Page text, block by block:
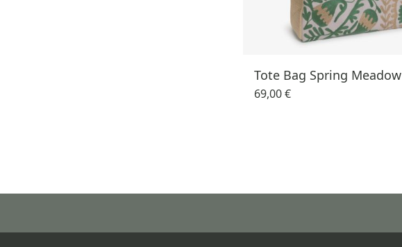
Tote Bag Spring Meadow
69,00 €